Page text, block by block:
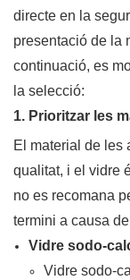
directe en la
presentació de la
continuació, es
la selecció:
1. Prioritzar les
El material de les
qualitat, i el vidre
no es recomana
termini a causa
Vidre sodo-
Vidre sodo-